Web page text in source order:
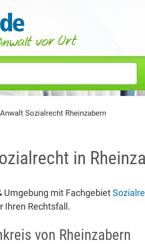
Anwalt Sozialrecht Rheinzabern
in
Umgebung mit Fachgebiet
Ihren Rechtsfall.
von Rheinzabern